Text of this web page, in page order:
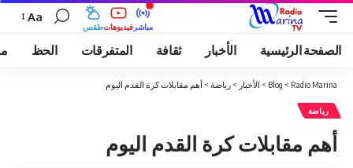
طقسفيديوهات مباشر
Aa
الصفحة الرئيسية الأخبار ثقافة المتفرقات الحظ
Radio Marina
>
Blog
> الأخبار > رياضة > أهم مقابلات كرة القدم اليوم
رياضة
أهم مقابلات كرة القدم اليوم